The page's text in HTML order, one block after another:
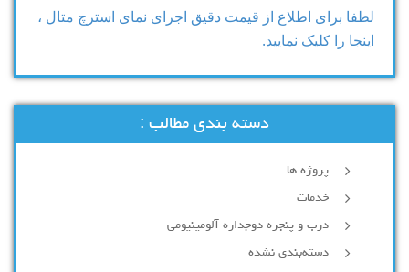
لطفا برای اطلاع از قیمت دقیق اجرای نمای استرچ متال ،
اینجا را کلیک نمایید.
دسته بندی مطالب :
پروژه ها
خدمات
درب و پنجره دوجداره آلومینیومی
دسته‌بندی نشده